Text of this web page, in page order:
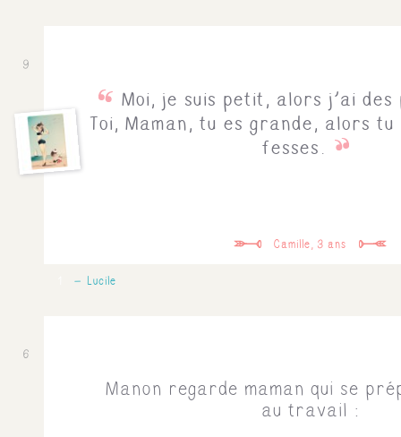
Moi, je suis petit, alors j'ai
Toi, Maman, tu es grande, alors tu
fesses.
Camille, 3 ans
9
Lucile
Manon regarde maman qui se
au travail :
6